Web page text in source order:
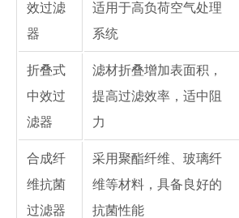
效过滤
器
适用于高负荷空气处理
系统
折叠式
中效过
滤器
滤材折叠增加表面积，
提高过滤效率，适中阻
力
合成纤
维抗菌
过滤器
采用聚酯纤维、玻璃纤
维等材料，具备良好的
抗菌性能